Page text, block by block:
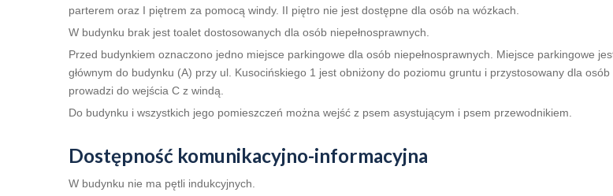
parterem oraz I piętrem za pomocą windy. II piętro nie jest dostępne dla osób na wózkach.
W budynku brak jest toalet dostosowanych dla osób niepełnosprawnych.
Przed budynkiem oznaczono jedno miejsce parkingowe dla osób niepełnosprawnych. Miejsce parkingowe
głównym do budynku (A) przy ul. Kusocińskiego 1 jest obniżony do poziomu gruntu i przystosowany dla
prowadzi do wejścia C z windą.
Do budynku i wszystkich jego pomieszczeń można wejść z psem asystującym i psem przewodnikiem.
Dostępność komunikacyjno-informacyjna
W budynku nie ma pętli indukcyjnych.